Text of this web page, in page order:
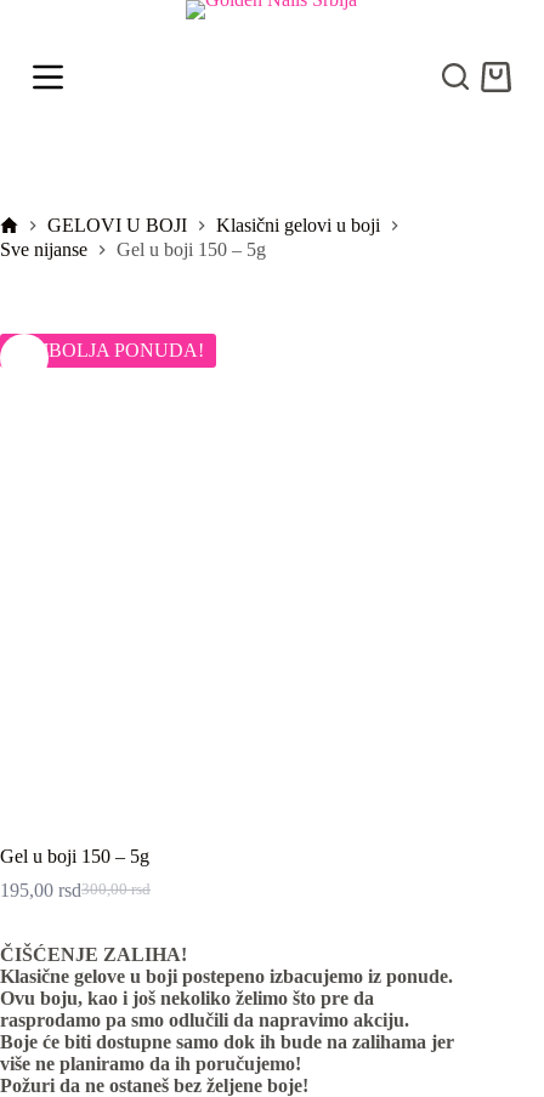
p
n
PočetnaGELOVI U BOJI
Klasični gelovi u boji
Sve nijanse
Gel u boji 150 – 5g
NAJBOLJA PONUDA!
Gel u boji 150 – 5g
300,00rsd
Originalna
bila:
300,00 rsd.
195,00 rsdTrenutna
195,00 rsd.
ČIŠĆENJE ZALIHA!
Klasične gelove u boji postepeno izbacujemo iz ponude.
Ovu boju, kao i još nekoliko želimo što pre da
rasprodamo pa smo odlučili da napravimo akciju.
Boje će biti dostupne samo dok ih bude na zalihama jer
više ne planiramo da ih poručujemo!
Požuri da ne ostaneš bez željene boje!